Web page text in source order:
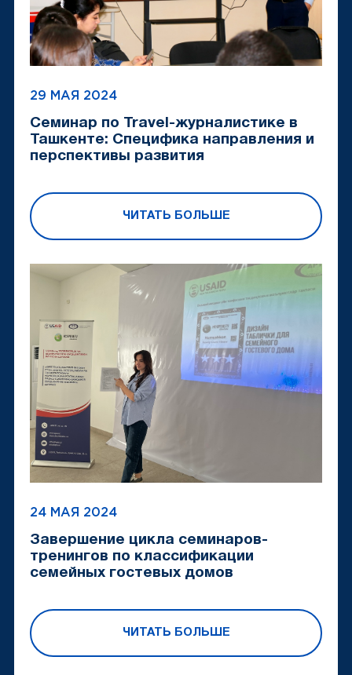
29 МАЯ 2024
Семинар по Travel-журналистике в
Ташкенте: Специфика направления и
перспективы развития
ЧИТАТЬ БОЛЬШЕ
24 МАЯ 2024
Завершение цикла семинаров-
тренингов по классификации
семейных гостевых домов
ЧИТАТЬ БОЛЬШЕ